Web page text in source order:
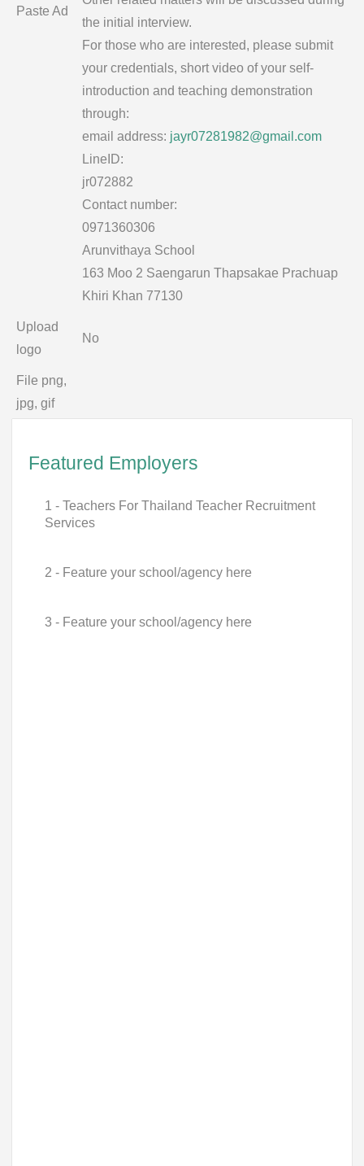
Paste Ad
the initial interview.
For those who are interested, please submit
your credentials, short video of your self-
introduction and teaching demonstration
through:
email address: jayr07281982@gmail.com
LineID:
jr072882
Contact number:
0971360306
Arunvithaya School
163 Moo 2 Saengarun Thapsakae Prachuap
Khiri Khan 77130
Upload
logo
No
File png,
jpg, gif
Featured Employers
1 - Teachers For Thailand Teacher Recruitment
Services
2 - Feature your school/agency here
3 - Feature your school/agency here